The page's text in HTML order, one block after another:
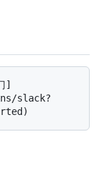
slack?